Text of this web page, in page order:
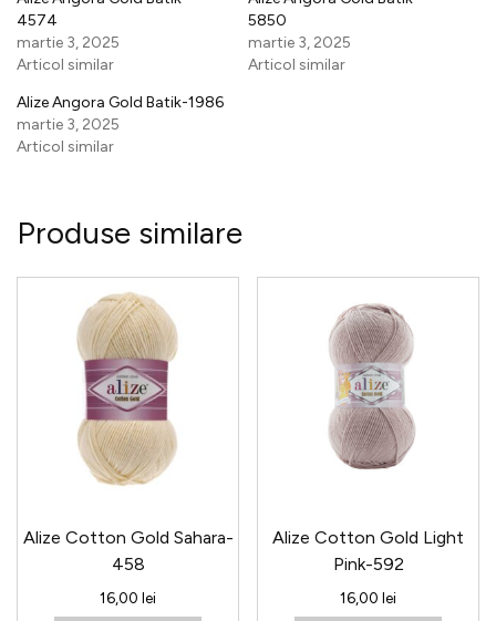
4574
martie 3, 2025
Articol similar
5850
martie 3, 2025
Articol similar
Alize Angora Gold Batik-1986
martie 3, 2025
Articol similar
Produse similare
Alize Cotton Gold Sahara-
458
16,00 lei
Alize Cotton Gold Light
Pink-592
16,00 lei